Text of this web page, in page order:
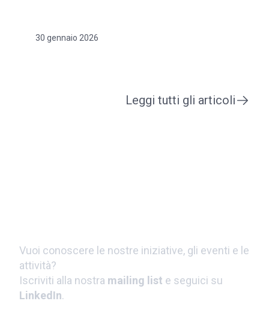
30 gennaio 2026
Leggi tutti gli articoli
Vuoi conoscere le nostre iniziative, gli eventi e le
attività?
Iscriviti alla nostra mailing list e seguici su
LinkedIn.